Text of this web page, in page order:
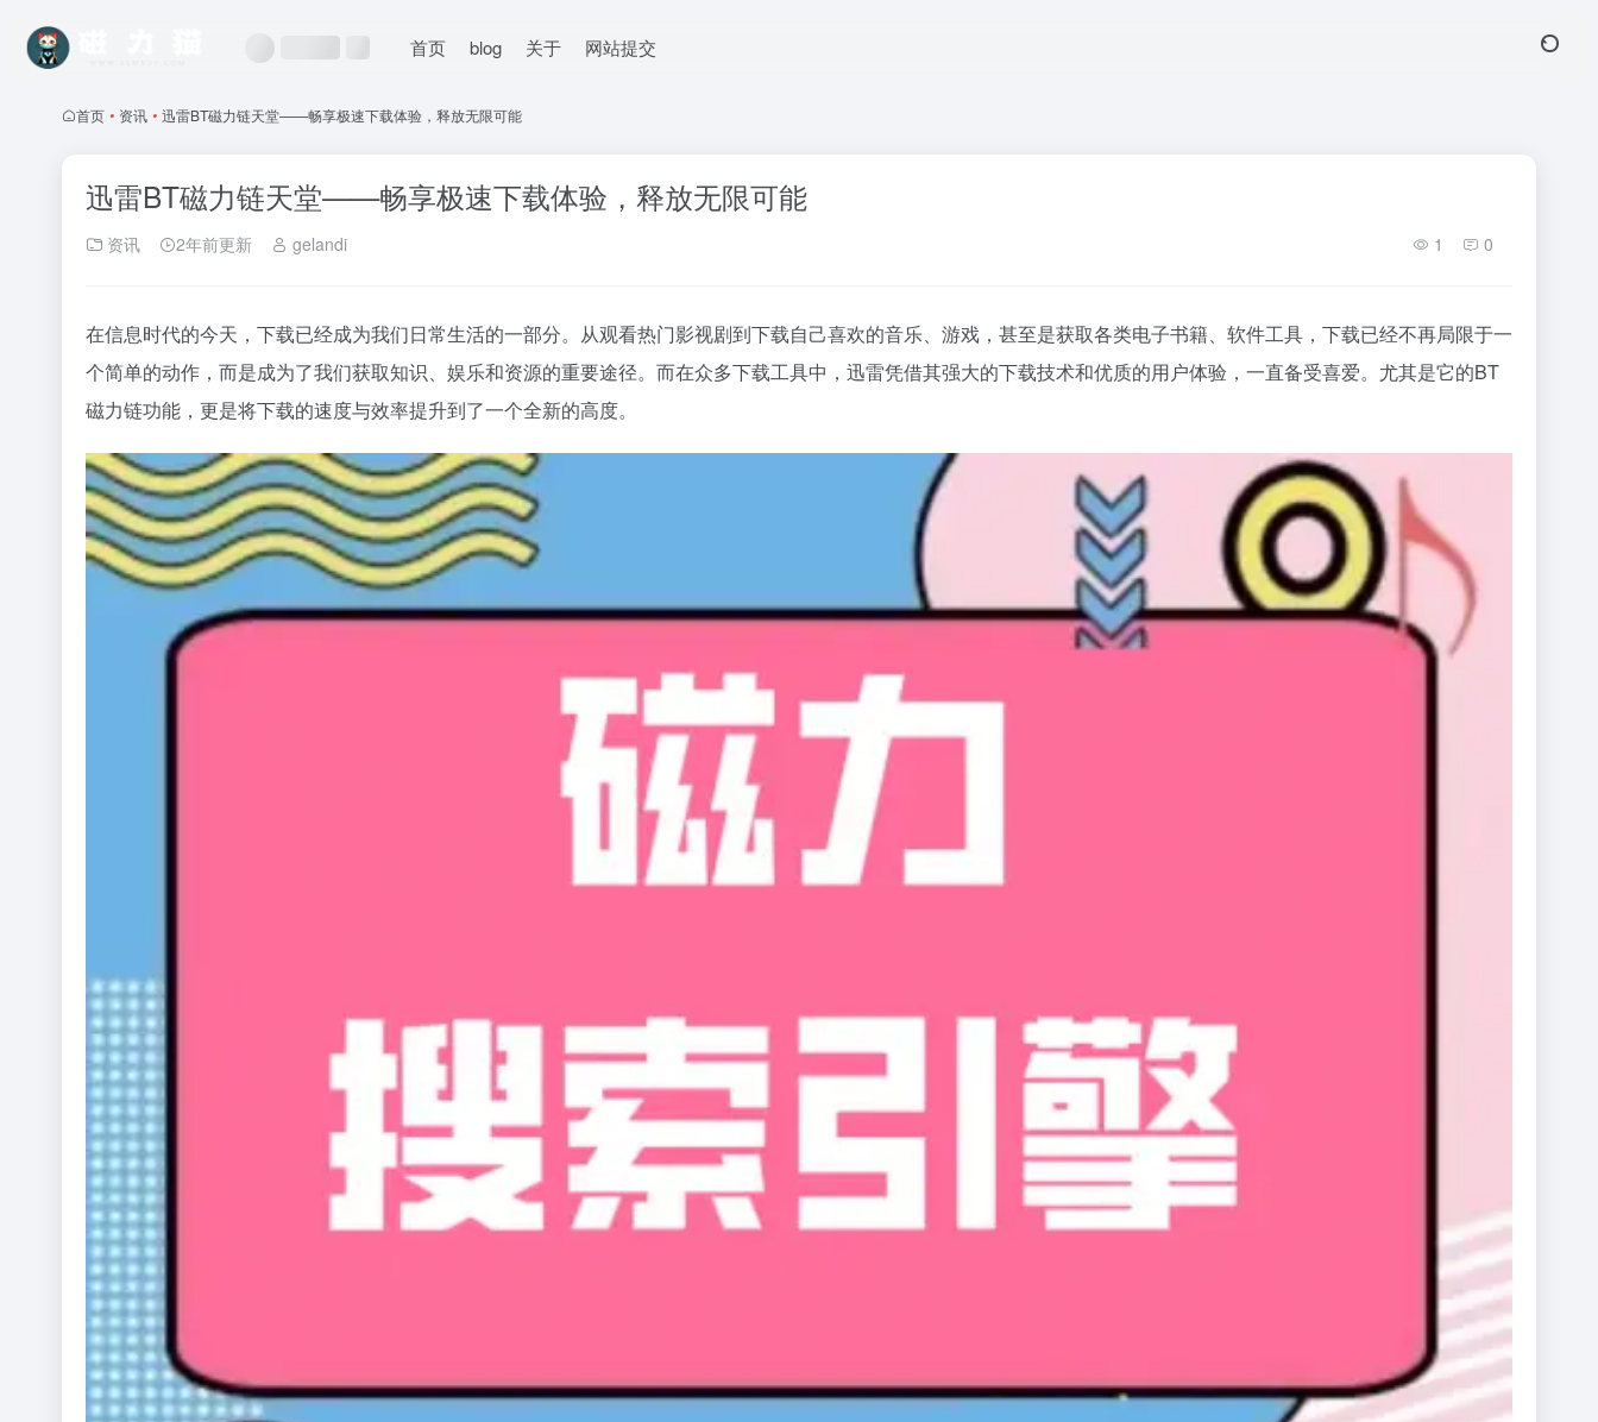
首页 blog 关于 网站提交
首页 • 资讯 • 迅雷BT磁力链天堂——畅享极速下载体验，释放无限可能
迅雷BT磁力链天堂——畅享极速下载体验，释放无限可能
资讯 2年前更新 gelandi 1 0
在信息时代的今天，下载已经成为我们日常生活的一部分。从观看热门影视剧到下载自己喜欢的音乐、游戏，甚至是获取各类电子书籍、软件工具，下载已经不再局限于一
个简单的动作，而是成为了我们获取知识、娱乐和资源的重要途径。而在众多下载工具中，迅雷凭借其强大的下载技术和优质的用户体验，一直备受喜爱。尤其是它的BT
磁力链功能，更是将下载的速度与效率提升到了一个全新的高度。